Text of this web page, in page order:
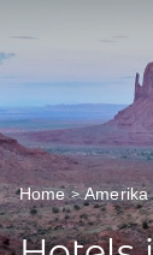
Home Amerika